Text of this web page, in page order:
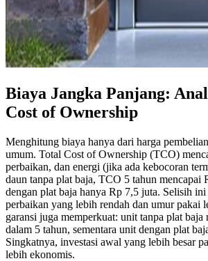
Biaya Jangka Panjang:
Cost of Ownership
Menghitung biaya hanya dari harga
umum. Total Cost of Ownership (TCO)
perbaikan, dan energi (jika ada kebocoran
daun tanpa plat baja, TCO 5 tahun mencapai
dengan plat baja hanya Rp 7,5 juta. Selisih
perbaikan yang lebih rendah dan umur pakai
garansi juga memperkuat: unit tanpa plat baja
dalam 5 tahun, sementara unit dengan plat
Singkatnya, investasi awal yang lebih besar
lebih ekonomis.